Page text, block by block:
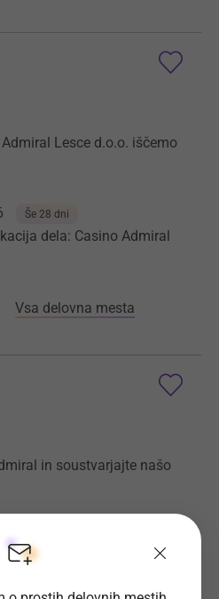
Lesce d.o.o. iščemo
Še 28 dni
dela: Casino Admiral
Vsa delovna mesta
in soustvarjajte našo
dela: Casino & Hotel